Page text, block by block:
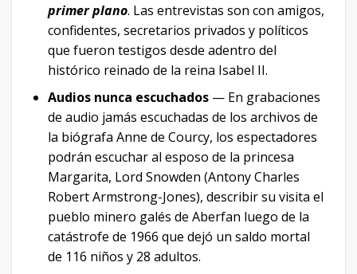
primer plano. Las entrevistas son con amigos,
confidentes, secretarios privados y políticos
que fueron testigos desde adentro del
histórico reinado de la reina Isabel II.
Audios nunca escuchados — En grabaciones
de audio jamás escuchadas de los archivos de
la biógrafa Anne de Courcy, los espectadores
podrán escuchar al esposo de la princesa
Margarita, Lord Snowden (Antony Charles
Robert Armstrong-Jones), describir su visita el
pueblo minero galés de Aberfan luego de la
catástrofe de 1966 que dejó un saldo mortal
de 116 niños y 28 adultos.